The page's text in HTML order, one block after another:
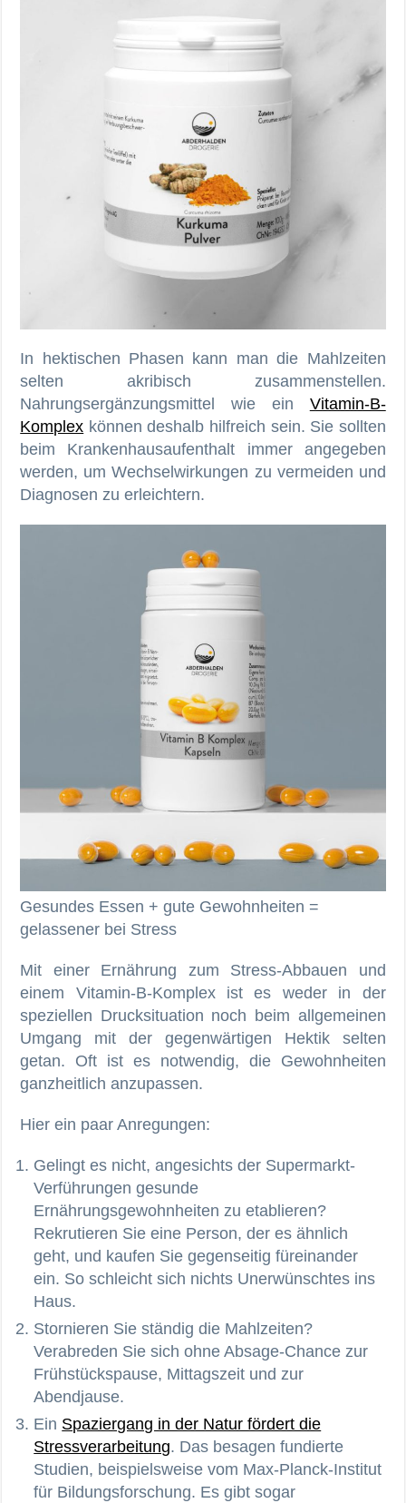
In hektischen Phasen kann man die Mahlzeiten
selten akribisch zusammenstellen.
Nahrungsergänzungsmittel wie ein Vitamin-B-
Komplex können deshalb hilfreich sein. Sie sollten
beim Krankenhausaufenthalt immer angegeben
werden, um Wechselwirkungen zu vermeiden und
Diagnosen zu erleichtern.
Gesundes Essen + gute Gewohnheiten =
gelassener bei Stress
Mit einer Ernährung zum Stress-Abbauen und
einem Vitamin-B-Komplex ist es weder in der
speziellen Drucksituation noch beim allgemeinen
Umgang mit der gegenwärtigen Hektik selten
getan. Oft ist es notwendig, die Gewohnheiten
ganzheitlich anzupassen.
Hier ein paar Anregungen:
Gelingt es nicht, angesichts der Supermarkt-
Verführungen gesunde
Ernährungsgewohnheiten zu etablieren?
Rekrutieren Sie eine Person, der es ähnlich
geht, und kaufen Sie gegenseitig füreinander
ein. So schleicht sich nichts Unerwünschtes ins
Haus.
Stornieren Sie ständig die Mahlzeiten?
Verabreden Sie sich ohne Absage-Chance zur
Frühstückspause, Mittagszeit und zur
Abendjause.
Ein Spaziergang in der Natur fördert die
Stressverarbeitung. Das besagen fundierte
Studien, beispielsweise vom Max-Planck-Institut
für Bildungsforschung. Es gibt sogar